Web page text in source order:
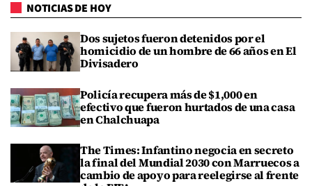
NOTICIAS DE HOY
Dos sujetos fueron detenidos por el
homicidio de un hombre de 66 años en El
Divisadero
Policía recupera más de $1,000 en
efectivo que fueron hurtados de una casa
en Chalchuapa
The Times: Infantino negocia en secreto
la final del Mundial 2030 con Marruecos a
cambio de apoyo para reelegirse al frente